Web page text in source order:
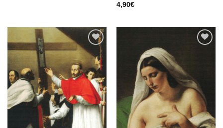
4,90€
Aggiungi
alla lista
dei
desideri
alla lista
dei
desideri